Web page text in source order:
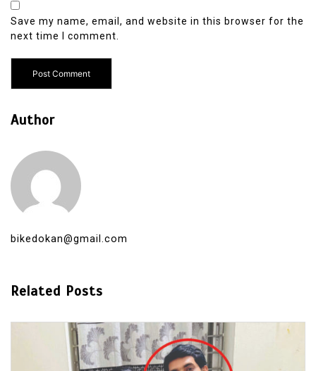
Save my name, email, and website in this browser for the
next time I comment.
Author
bikedokan@gmail.com
Related Posts